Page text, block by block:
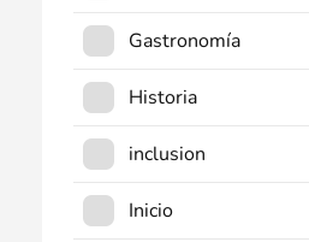
Gastronomía
Historia
inclusion
Inicio